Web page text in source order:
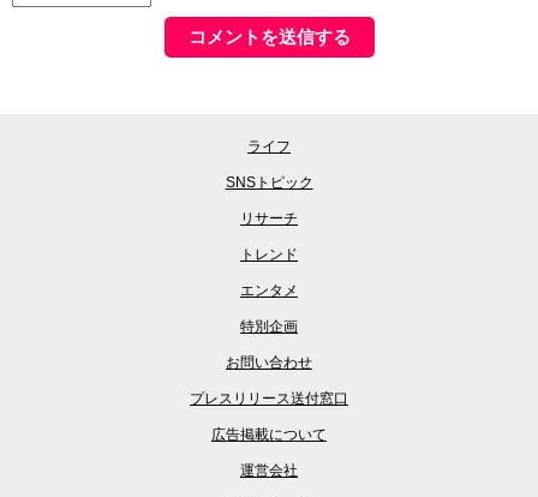
ライフ
SNSトピック
リサーチ
トレンド
エンタメ
特別企画
お問い合わせ
プレスリリース送付窓口
広告掲載について
運営会社